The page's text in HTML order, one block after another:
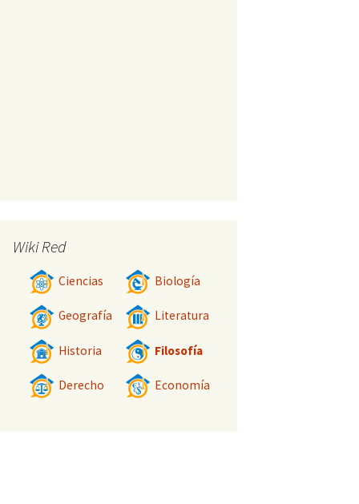
Wiki Red
Ciencias Biología
Geografía Literatura
Historia Filosofía
Derecho Economía